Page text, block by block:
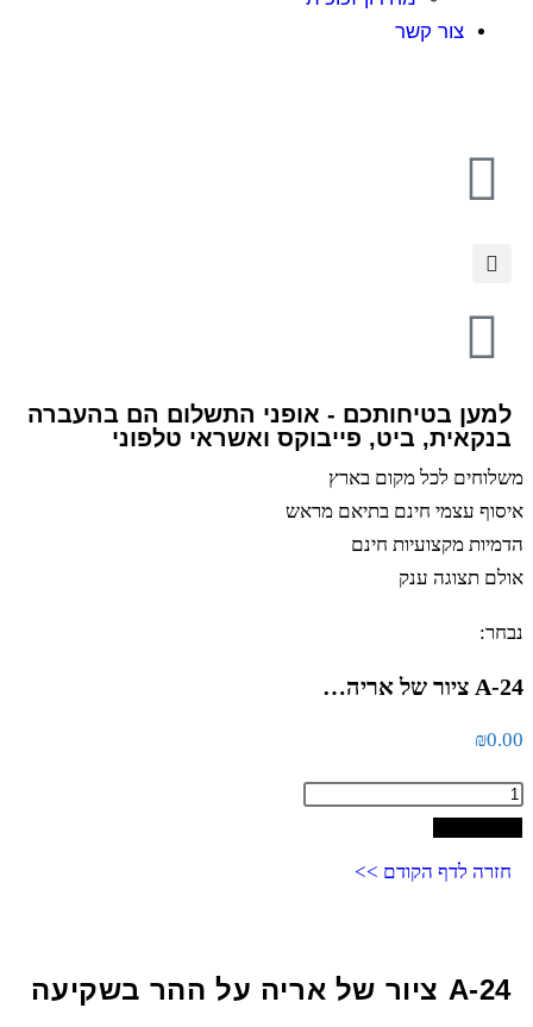
צור קשר
למען בטיחותכם - אופני התשלום הם בהעברה
בנקאית, ביט, פייבוקס ואשראי טלפוני
משלוחים לכל מקום בארץ
איסוף עצמי חינם בתיאם מראש
הדמיות מקצועיות חינם
אולם תצוגה ענק
נבחר:
A-24 ציור של אריה…
₪0.00
חזרה לדף הקודם >>
A-24 ציור של אריה על ההר בשקיעה